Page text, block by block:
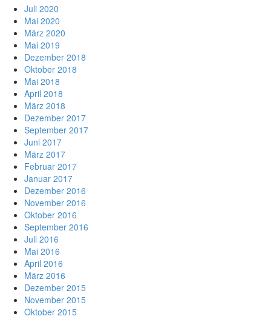
Juli 2020
Mai 2020
März 2020
Mai 2019
Dezember 2018
Oktober 2018
Mai 2018
April 2018
März 2018
Dezember 2017
September 2017
Juni 2017
März 2017
Februar 2017
Januar 2017
Dezember 2016
November 2016
Oktober 2016
September 2016
Juli 2016
Mai 2016
April 2016
März 2016
Dezember 2015
November 2015
Oktober 2015